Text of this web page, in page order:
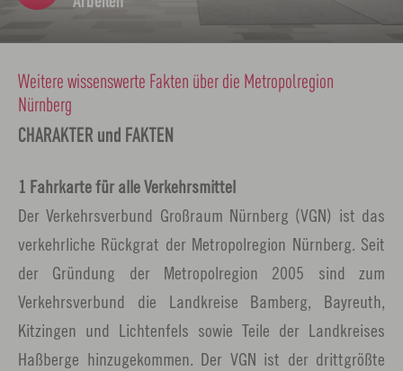
e
CHARAKTER und FAKTEN
Weitere wissenswerte Fakten über die Metropolregion
Nürnberg
1 Fahrkarte für alle Verkehrsmittel
Der Verkehrsverbund Großraum Nürnberg (VGN) ist das
verkehrliche Rückgrat der Metropolregion Nürnberg. Seit
der Gründung der Metropolregion 2005 sind zum
Verkehrsverbund die Landkreise Bamberg, Bayreuth,
Kitzingen und Lichtenfels sowie Teile der Landkreises
Haßberge hinzugekommen. Der VGN ist der drittgrößte